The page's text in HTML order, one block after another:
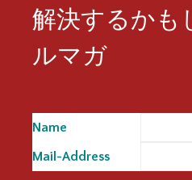
解決するかも
ルマガ
Name
Mail-Address